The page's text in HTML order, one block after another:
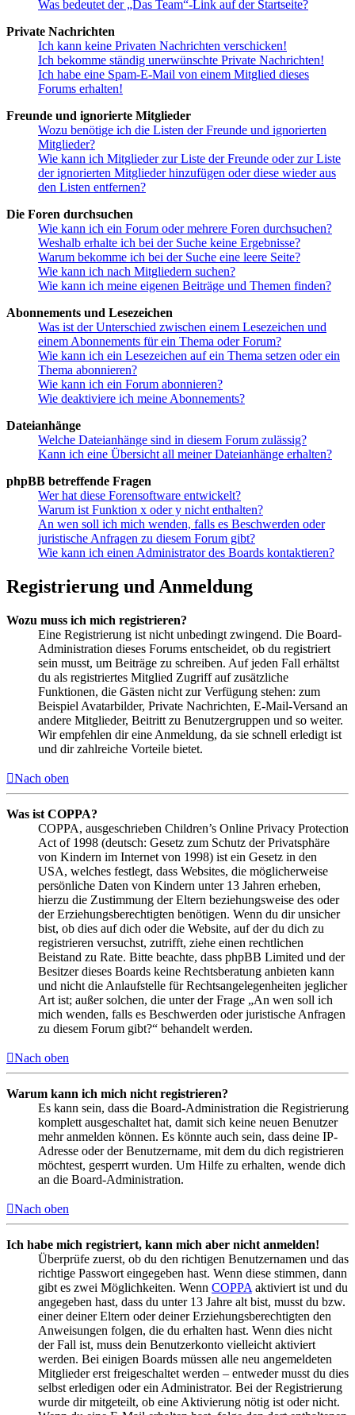
Was bedeutet der „Das Team“-Link auf der Startseite?
Private Nachrichten
Ich kann keine Privaten Nachrichten verschicken!
Ich bekomme ständig unerwünschte Private Nachrichten!
Ich habe eine Spam-E-Mail von einem Mitglied dieses
Forums erhalten!
Freunde und ignorierte Mitglieder
Wozu benötige ich die Listen der Freunde und ignorierten
Mitglieder?
Wie kann ich Mitglieder zur Liste der Freunde oder zur Liste
der ignorierten Mitglieder hinzufügen oder diese wieder aus
den Listen entfernen?
Die Foren durchsuchen
Wie kann ich ein Forum oder mehrere Foren durchsuchen?
Weshalb erhalte ich bei der Suche keine Ergebnisse?
Warum bekomme ich bei der Suche eine leere Seite?
Wie kann ich nach Mitgliedern suchen?
Wie kann ich meine eigenen Beiträge und Themen finden?
Abonnements und Lesezeichen
Was ist der Unterschied zwischen einem Lesezeichen und
einem Abonnements für ein Thema oder Forum?
Wie kann ich ein Lesezeichen auf ein Thema setzen oder ein
Thema abonnieren?
Wie kann ich ein Forum abonnieren?
Wie deaktiviere ich meine Abonnements?
Dateianhänge
Welche Dateianhänge sind in diesem Forum zulässig?
Kann ich eine Übersicht all meiner Dateianhänge erhalten?
phpBB betreffende Fragen
Wer hat diese Forensoftware entwickelt?
Warum ist Funktion x oder y nicht enthalten?
An wen soll ich mich wenden, falls es Beschwerden oder
juristische Anfragen zu diesem Forum gibt?
Wie kann ich einen Administrator des Boards kontaktieren?
Registrierung und Anmeldung
Wozu muss ich mich registrieren?
Eine Registrierung ist nicht unbedingt zwingend. Die Board-
Administration dieses Forums entscheidet, ob du registriert
sein musst, um Beiträge zu schreiben. Auf jeden Fall erhältst
du als registriertes Mitglied Zugriff auf zusätzliche
Funktionen, die Gästen nicht zur Verfügung stehen: zum
Beispiel Avatarbilder, Private Nachrichten, E-Mail-Versand an
andere Mitglieder, Beitritt zu Benutzergruppen und so weiter.
Wir empfehlen dir eine Anmeldung, da sie schnell erledigt ist
und dir zahlreiche Vorteile bietet.
Nach oben
Was ist COPPA?
COPPA, ausgeschrieben Children’s Online Privacy Protection
Act of 1998 (deutsch: Gesetz zum Schutz der Privatsphäre
von Kindern im Internet von 1998) ist ein Gesetz in den
USA, welches festlegt, dass Websites, die möglicherweise
persönliche Daten von Kindern unter 13 Jahren erheben,
hierzu die Zustimmung der Eltern beziehungsweise des oder
der Erziehungsberechtigten benötigen. Wenn du dir unsicher
bist, ob dies auf dich oder die Website, auf der du dich zu
registrieren versuchst, zutrifft, ziehe einen rechtlichen
Beistand zu Rate. Bitte beachte, dass phpBB Limited und der
Besitzer dieses Boards keine Rechtsberatung anbieten kann
und nicht die Anlaufstelle für Rechtsangelegenheiten jeglicher
Art ist; außer solchen, die unter der Frage „An wen soll ich
mich wenden, falls es Beschwerden oder juristische Anfragen
zu diesem Forum gibt?“ behandelt werden.
Nach oben
Warum kann ich mich nicht registrieren?
Es kann sein, dass die Board-Administration die Registrierung
komplett ausgeschaltet hat, damit sich keine neuen Benutzer
mehr anmelden können. Es könnte auch sein, dass deine IP-
Adresse oder der Benutzername, mit dem du dich registrieren
möchtest, gesperrt wurden. Um Hilfe zu erhalten, wende dich
an die Board-Administration.
Nach oben
Ich habe mich registriert, kann mich aber nicht anmelden!
Überprüfe zuerst, ob du den richtigen Benutzernamen und das
richtige Passwort eingegeben hast. Wenn diese stimmen, dann
gibt es zwei Möglichkeiten. Wenn COPPA aktiviert ist und du
angegeben hast, dass du unter 13 Jahre alt bist, musst du bzw.
einer deiner Eltern oder deiner Erziehungsberechtigten den
Anweisungen folgen, die du erhalten hast. Wenn dies nicht
der Fall ist, muss dein Benutzerkonto vielleicht aktiviert
werden. Bei einigen Boards müssen alle neu angemeldeten
Mitglieder erst freigeschaltet werden – entweder musst du dies
selbst erledigen oder ein Administrator. Bei der Registrierung
wurde dir mitgeteilt, ob eine Aktivierung nötig ist oder nicht.